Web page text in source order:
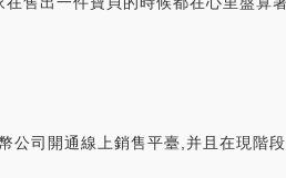
公司開通線上銷售平臺,并且在現階